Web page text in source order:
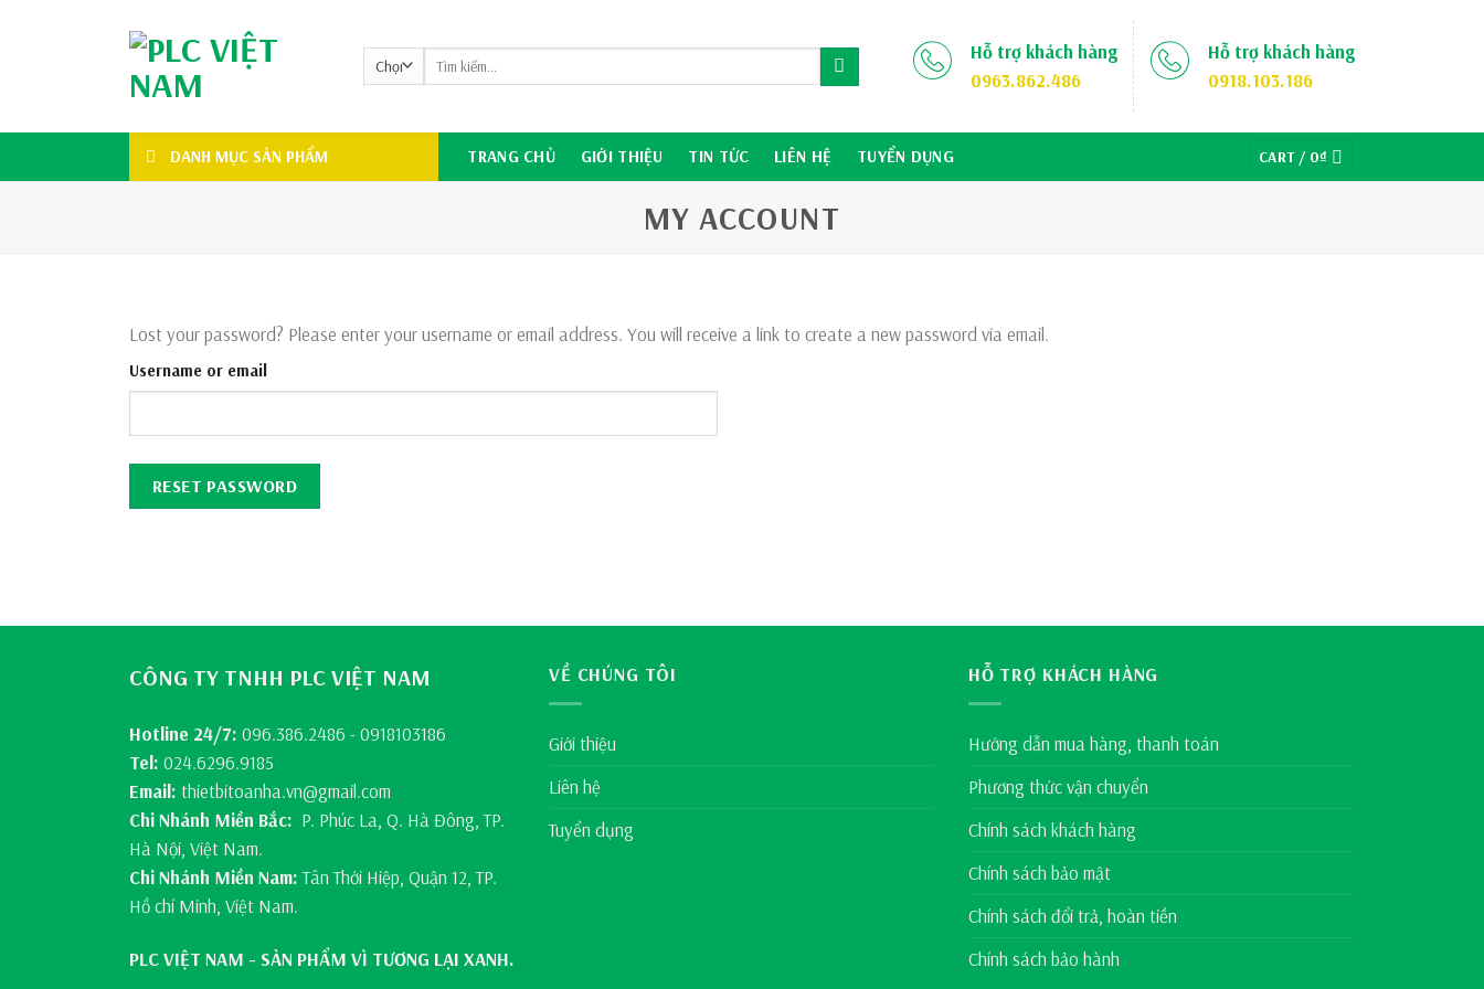
Search
Hỗ trợ khách hàng
0963.862.486
Hỗ trợ khách hàng
0918.103.186
DANH MỤC SẢN PHẨM TRANG CHỦ GIỚI THIỆU TIN TỨC LIÊN HỆ TUYỂN DỤNG CART / 0₫
MY ACCOUNT
Lost your password? Please enter your username or email address. You will receive a link to create a new password via email.
Username or email
RESET PASSWORD
CÔNG TY TNHH PLC VIỆT NAM
Hotline 24/7: 096.386.2486 - 0918103186
Tel: 024.6296.9185
Email: thietbitoanha.vn@gmail.com
Chi Nhánh Miền Bắc: P. Phúc La, Q. Hà Đông, TP.
Hà Nội, Việt Nam.
Chi Nhánh Miền Nam:Tân Thới Hiệp, Quận 12, TP.
Hồ chí Minh, Việt Nam.
PLC VIỆT NAM - SẢN PHẨM VÌ TƯƠNG LẠI XANH.
VỀ CHÚNG TÔI
Giới thiệu
Liên hệ
Tuyển dụng
HỖ TRỢ KHÁCH HÀNG
Hướng dẫn mua hàng, thanh toán
Phương thức vận chuyển
Chính sách khách hàng
Chính sách bảo mật
Chính sách đổi trả, hoàn tiền
Chính sách bảo hành